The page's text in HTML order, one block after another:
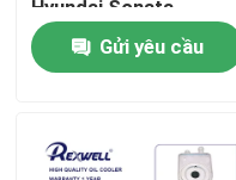
Nhà
Hyundai Sonata
Elantra Kia Soul
Gửi yêu cầu